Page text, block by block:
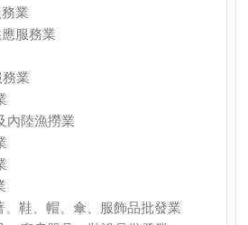
業
服務業
業
內陸漁撈業
、鞋、帽、傘、服飾品批發業